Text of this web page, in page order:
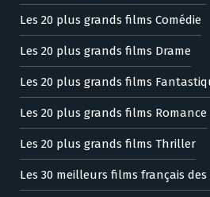
Les 20 plus grands films Comédie
Les 20 plus grands films Drame
Les 20 plus grands films
Les 20 plus grands films Romance
Les 20 plus grands films Thriller
Les 30 meilleurs films français